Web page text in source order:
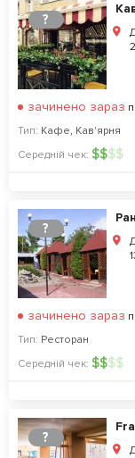
?
2
зачинено зараз
Тип: Кафе, Кав'ярня
Середній чек: $$$$
?
зачинено зараз
Тип: Ресторан
Середній чек: $$$$
?